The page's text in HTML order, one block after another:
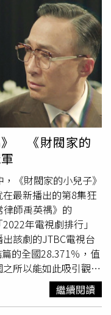
落空。如今尹錫悅政
除剩餘刑期，並恢復公
幣1.98億）罰金都可以
首爾大學醫院住院當
剩保鑣與警衛，沒有
支援禮遇。據《韓聯
定是否出院，出院後
他是否會在出院後發
前總統朴槿惠2021
媒體簡單問候，並在
影響力也被認為可能
去年遭到特赦後，今
（圖／達志／美聯
成泰、前青瓦台政務
求植等8名政治人
金泰孝、前僱傭勞動
特赦，前知事金慶洙
或減免剩餘刑期，不
的3名親信秘書，安
權罪也被特赦，且可
這次特赦名單，痛批
朴槿惠政府的積弊勢
》 《財閥家的
《財閥家的小兒子》
最新播出的第8集狂
師禹英禑》的
年電視劇排行」
該劇的JTBC電視台
的全國28.371％，值
所以能如此吸引觀眾
足賽轉播，原因除了
事裡出現的大財團、
隨著故事的時序推進
繼續閱讀